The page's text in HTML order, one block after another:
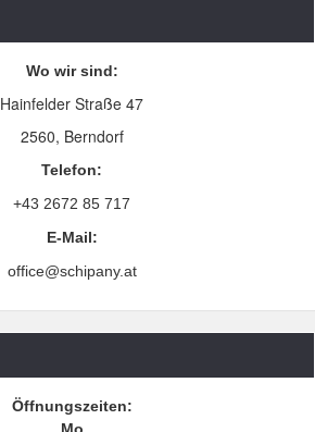
Wo wir sind:
Hainfelder Straße 47
2560, Berndorf
Telefon:
+43 2672 85 717
E-Mail:
office@schipany.at
Öffnungszeiten: